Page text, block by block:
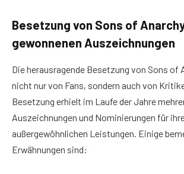
Besetzung von Sons of
gewonnenen Auszeichnungen
Die herausragende Besetzung von Sons of
nicht nur von Fans, sondern auch von
Besetzung erhielt im Laufe der Jahre
Auszeichnungen und Nominierungen für
außergewöhnlichen Leistungen. Einige
Erwähnungen sind: